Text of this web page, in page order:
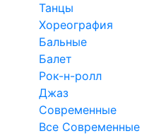
Танцы
Хореография
Бальные
Балет
Рок-н-ролл
Джаз
Современные
Все Современные